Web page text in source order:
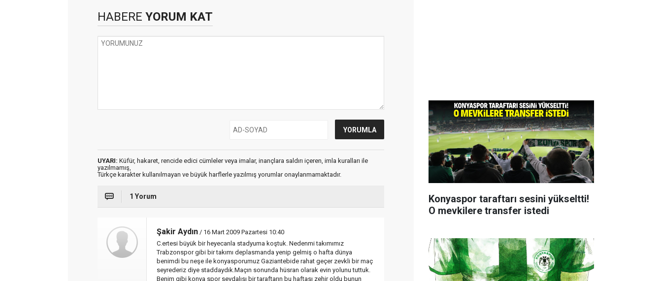
HABERE YORUM KAT
UYARI: Küfür, hakaret, rencide edici cümleler veya imalar, inançlara saldırı içeren, imla kuralları ile
yazılmamış,
Türkçe karakter kullanılmayan ve büyük harflerle yazılmış yorumlar onaylanmamaktadır.
1 Yorum
Şakir Aydın / 16 Mart 2009 Pazartesi 10:40
C.ertesi büyük bir heyecanla stadyuma koştuk. Nedenmi takımımız
Trabzonspor gibi bir takımı deplasmanda yenip gelmiş o hafta dünya
benimdi bu neşe ile konyasporumuz Gaziantebide rahat geçer zevkli bir maç
seyrederiz diye staddaydık.Maçın sonunda hüsran olarak evin yolunu tuttuk.
Benim gibi konya spor sevdalısı bir taraftarın bu haftası zehir oldu bunun
Konyaspor taraftarı sesini yükseltti!
O mevkilere transfer istedi